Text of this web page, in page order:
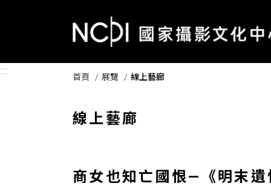
::: 首頁 展覽 線上藝廊
線上藝廊
商女也知亡國恨—《明末遺